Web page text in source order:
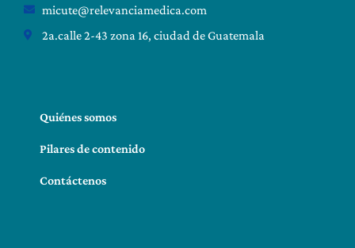
micute@relevanciamedica.com
2a.calle 2-43 zona 16, ciudad de Guatemala
Quiénes somos
Pilares de contenido
Contáctenos